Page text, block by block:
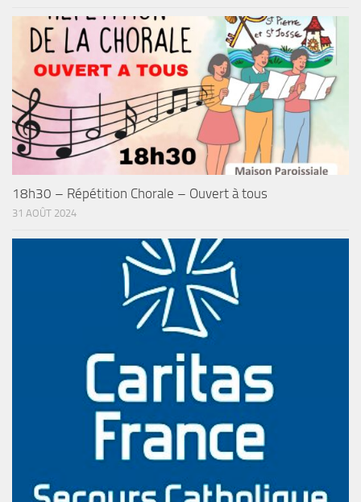
18h30 – Répétition Chorale – Ouvert à tous
31 AOÛT 2024